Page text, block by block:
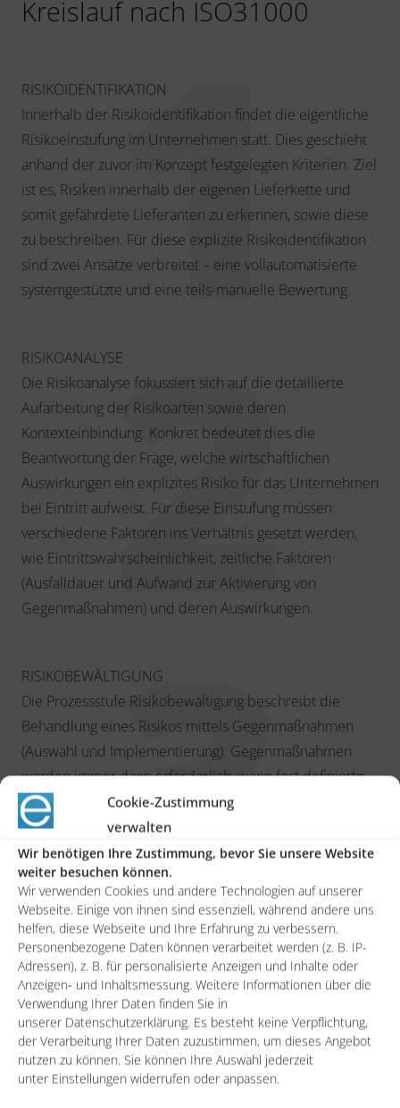
Cookie-Zustimmung
verwalten
Wir benötigen Ihre Zustimmung, bevor Sie unsere Website
weiter besuchen können.
Wir verwenden Cookies und andere Technologien auf unserer
Webseite. Einige von ihnen sind essenziell, während andere uns
helfen, diese Webseite und Ihre Erfahrung zu verbessern.
Personenbezogene Daten können verarbeitet werden (z. B. IP-
Adressen), z. B. für personalisierte Anzeigen und Inhalte oder
Anzeigen- und Inhaltsmessung. Weitere Informationen über die
Verwendung Ihrer Daten finden Sie in
unserer Datenschutzerklärung. Es besteht keine Verpflichtung,
der Verarbeitung Ihrer Daten zuzustimmen, um dieses Angebot
nutzen zu können. Sie können Ihre Auswahl jederzeit
unter Einstellungen widerrufen oder anpassen.
Kreislauf nach ISO31000
RISIKOIDENTIFIKATION
Innerhalb der Risikoidentifikation findet die eigentliche
Risikoeinstufung im Unternehmen statt. Dies geschieht
anhand der zuvor im Konzept festgelegten Kriterien. Ziel
ist es, Risiken innerhalb der eigenen Lieferkette und
somit gefährdete Lieferanten zu erkennen, sowie diese
zu beschreiben. Für diese explizite Risikoidentifikation
sind zwei Ansätze verbreitet – eine vollautomatisierte
systemgestützte und eine teils-manuelle Bewertung.
RISIKOANALYSE
Die Risikoanalyse fokussiert sich auf die detaillierte
Aufarbeitung der Risikoarten sowie deren
Kontexteinbindung. Konkret bedeutet dies die
Beantwortung der Frage, welche wirtschaftlichen
Auswirkungen ein explizites Risiko für das Unternehmen
bei Eintritt aufweist. Für diese Einstufung müssen
verschiedene Faktoren ins Verhältnis gesetzt werden,
wie Eintrittswahrscheinlichkeit, zeitliche Faktoren
(Ausfalldauer und Aufwand zur Aktivierung von
Gegenmaßnahmen) und deren Auswirkungen.
RISIKOBEWÄLTIGUNG
Die Prozessstufe Risikobewältigung beschreibt die
Behandlung eines Risikos mittels Gegenmaßnahmen
(Auswahl und Implementierung). Gegenmaßnahmen
werden immer dann erforderlich, wenn fest definierte
Grenzwerte in der Risikoanalyse/Risikobewertung
überschritten werden. Der gesamte Prozessschritt
versteht sich dabei als iterative Aufgabe, da er nicht nur
die Maßnahmenauswahl beschreibt sondern auch
deren Umsetzung begleitet.
RISIKOCONTROLLING
Der letzte Schritt im Supplier Risk Management
Kreislauf ist die Sicherstellung und Einhaltung des
Prozesses an sich. Dies wird innerhalb der ISO31000
unter dem Punkt Überwachung und Überprüfung